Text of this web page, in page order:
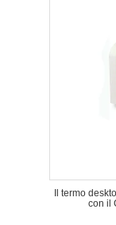
Il termo
con il